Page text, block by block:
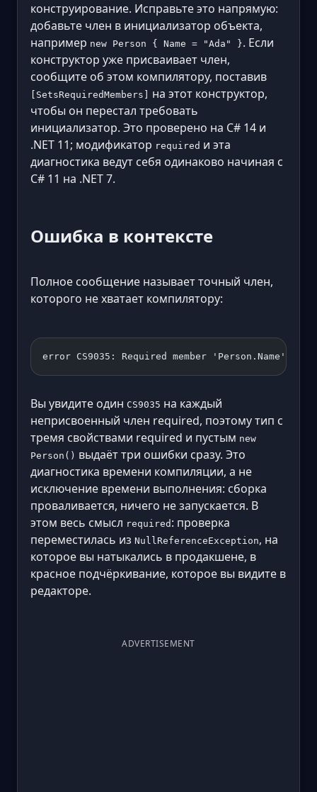
конструирование. Исправьте это напрямую:
добавьте член в инициализатор объекта,
например new Person { Name = "Ada" }. Если
конструктор уже присваивает член,
сообщите об этом компилятору, поставив
[SetsRequiredMembers]
на этот конструктор,
чтобы он перестал требовать
инициализатор. Это проверено на C# 14 и
.NET 11; модификатор required и эта
диагностика ведут себя одинаково начиная с
C# 11 на .NET 7.
Ошибка в контексте
Полное сообщение называет точный член,
которого не хватает компилятору:
error CS9035: Required member
Вы увидите один CS9035 на каждый
неприсвоенный член required, поэтому тип с
тремя свойствами required и пустым new
Person() выдаёт три ошибки сразу. Это
диагностика времени компиляции, а не
исключение времени выполнения: сборка
проваливается, ничего не запускается. В
этом весь смысл required : проверка
переместилась из NullReferenceException, на
которое вы натыкались в продакшене, в
красное подчёркивание, которое вы видите в
редакторе.
ADVERTISEMENT